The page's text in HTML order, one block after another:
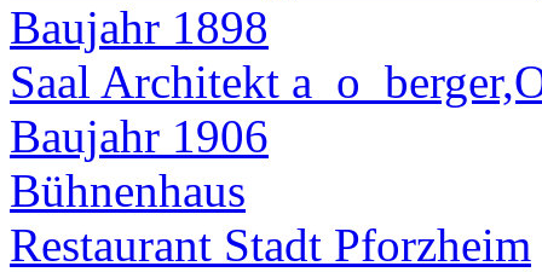
Baujahr 1898
Saal Architekt
Baujahr 1906
Bühnenhaus
Restaurant Stadt Pforzheim